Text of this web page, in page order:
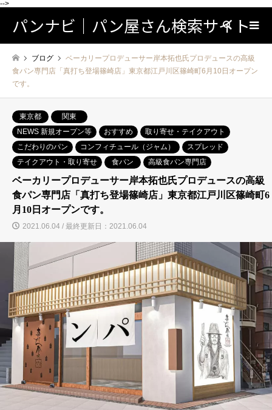
-->
パンナビ｜パン屋さん検索サイト検索
ブログ
ベーカリープロデューサー岸本拓也氏プロデュースの高級
食パン専門店「真打ち登場篠崎店」東京都江戸川区篠崎町6月10日オープン
です。
東京都
関東
NEWS 新規オープン等
おすすめ
取り寄せ・テイクアウト
こだわりのパン
コンフィチュール（ジャム）
スプレッド
テイクアウト・取り寄せ
食パン 高級食パン専門店
ベーカリープロデューサー岸本拓也氏プロデュースの高級
食パン専門店「真打ち登場篠崎店」東京都江戸川区篠崎町6
月10日オープンです。
2021.06.04 / 最終更新日：2021.06.04